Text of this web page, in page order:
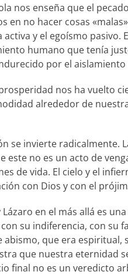
nos enseña que el
en no hacer cosas
y el egoísmo
humano que tenía
por el
nos ha vuelto
alrededor de
se invierte radicalmente.
no es un acto de
de vida. El cielo y el
con Dios y con el
en el más allá es
su indiferencia, con su
que era espiritual,
que nuestra eternidad
final no es un veredicto